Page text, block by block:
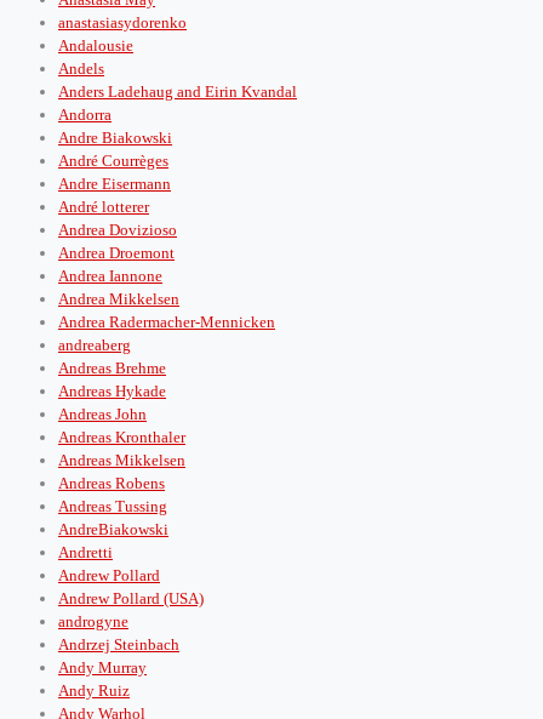
anastasiasydorenko
Andalousie
Andels
Anders Ladehaug and Eirin Kvandal
Andorra
Andre Biakowski
André Courrèges
Andre Eisermann
André lotterer
Andrea Dovizioso
Andrea Droemont
Andrea Iannone
Andrea Mikkelsen
Andrea Radermacher-Mennicken
andreaberg
Andreas Brehme
Andreas Hykade
Andreas John
Andreas Kronthaler
Andreas Mikkelsen
Andreas Robens
Andreas Tussing
AndreBiakowski
Andretti
Andrew Pollard
Andrew Pollard (USA)
androgyne
Andrzej Steinbach
Andy Murray
Andy Ruiz
Andy Warhol